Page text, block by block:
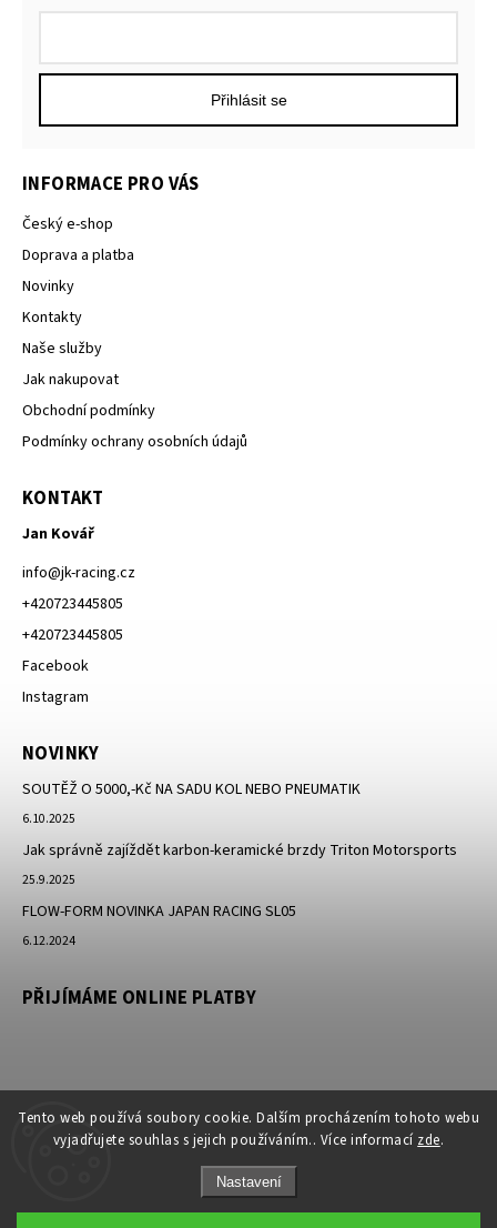
Tento web používá soubory cookie. Dalším procházením tohoto webu
vyjadřujete souhlas s jejich používáním.. Více informací zde.
Nastavení
INFORMACE PRO VÁS
Český e-shop
Doprava a platba
Novinky
Kontakty
Naše služby
Jak nakupovat
Obchodní podmínky
Podmínky ochrany osobních údajů
KONTAKT
Jan Kovář
info@jk-racing.cz
+420723445805
+420723445805
Facebook
Instagram
NOVINKY
SOUTĚŽ O 5000,-Kč NA SADU KOL NEBO PNEUMATIK
6.10.2025
Jak správně zajíždět karbon-keramické brzdy Triton Motorsports
25.9.2025
FLOW-FORM NOVINKA JAPAN RACING SL05
6.12.2024
PŘIJÍMÁME ONLINE PLATBY
Přihlásit se